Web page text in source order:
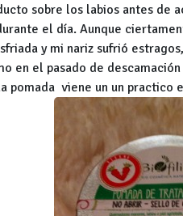
sobre los labios antes de
el día. Aunque
y mi nariz sufrió
en el pasado de
viene un un practico